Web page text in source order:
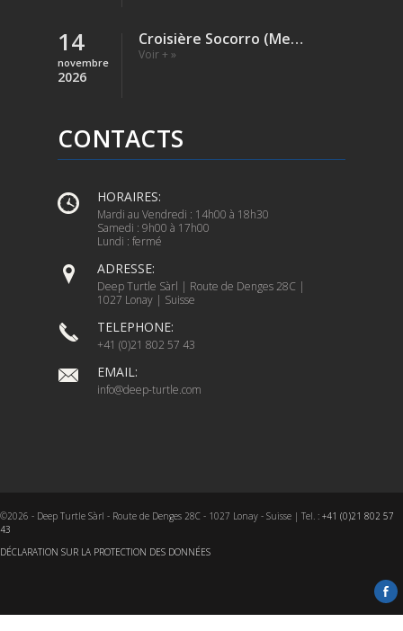
14
novembre
2026
Croisière Socorro (Mexique)
Voir + »
CONTACTS
HORAIRES:
Mardi au Vendredi : 14h00 à 18h30
Samedi : 9h00 à 17h00
Lundi : fermé
ADRESSE:
Deep Turtle Sàrl | Route de Denges 28C |
1027 Lonay | Suisse
TELEPHONE:
+41 (0)21 802 57 43
EMAIL:
info@deep-turtle.com
©2026 - Deep Turtle Sàrl - Route de Denges 28C - 1027 Lonay - Suisse | Tel. : +41 (0)21 802 57
43
DÉCLARATION SUR LA PROTECTION DES DONNÉES